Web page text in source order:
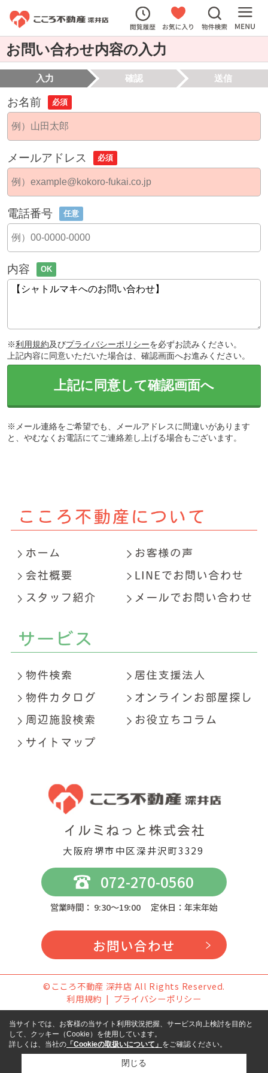
お問い合わせ内容の入力
入力 確認 送信
お名前 必須
メールアドレス 必須
電話番号 任意
内容 OK
※利用規約及びプライバシーポリシーを必ずお読みください。
上記内容に同意いただいた場合は、確認画面へお進みください。
上記に同意して確認画面へ
※メール連絡をご希望でも、メールアドレスに間違いがあります
と、やむなくお電話にてご連絡差し上げる場合もございます。
大阪府堺市中区深井沢町3329
072-270-0560
営業時間： 9:30～19:00 定休日：年末年始
お問い合わせ
©こころ不動産 深井店 All Rights Reserved.
利用規約
プライバシーポリシー
当サイトでは、お客様の当サイト利用状況把握、サービス向上検討を目的と
して、クッキー（Cookie）を使用しています。
詳しくは、当社の 「Cookieの取扱いについて」 をご確認ください。
閉じる